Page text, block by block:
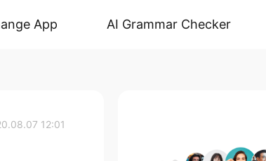
App AI Grammar Checker
12:01